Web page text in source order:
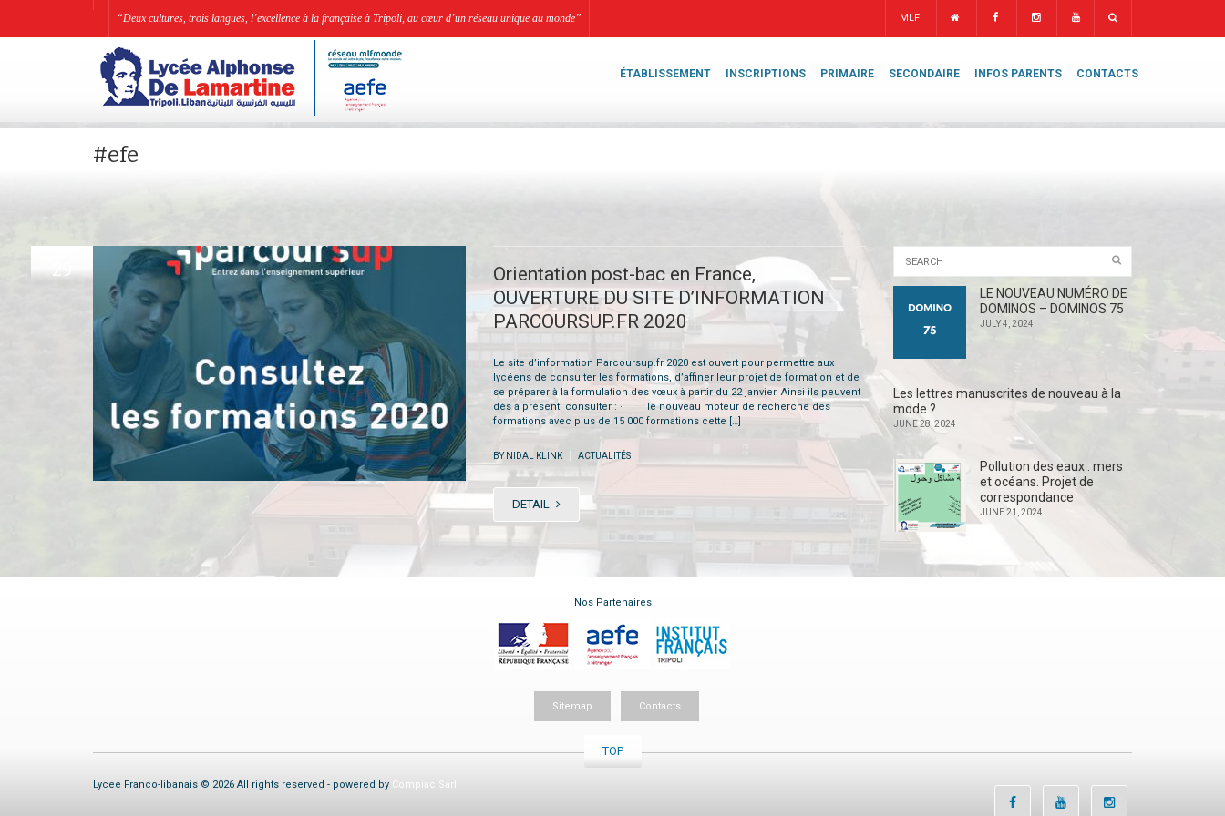
“Deux cultures, trois langues, l’excellence à la française à Tripoli, au cœur d’un réseau unique au monde” MLF
ÉTABLISSEMENT INSCRIPTIONS PRIMAIRE SECONDAIRE INFOS PARENTS CONTACTS
#efe
29
Orientation post-bac en France,
OUVERTURE DU SITE D’INFORMATION
PARCOURSUP.FR 2020
Le site d’information Parcoursup.fr 2020 est ouvert pour permettre aux
lycéens de consulter les formations, d’affiner leur projet de formation et de
se préparer à la formulation des vœux à partir du 22 janvier. Ainsi ils peuvent
dès à présent consulter : · le nouveau moteur de recherche des
formations avec plus de 15 000 formations cette […]
BY NIDAL KLINK ACTUALITÉS
DETAIL
LE NOUVEAU NUMÉRO DE
DOMINOS – DOMINOS 75
JULY 4, 2024
Les lettres manuscrites de nouveau à la
mode ?
JUNE 28, 2024
Pollution des eaux : mers
et océans. Projet de
correspondance
JUNE 21, 2024
Nos Partenaires
Sitemap Contacts
TOP
Lycee Franco-libanais © 2026 All rights reserved - powered by Compiac Sarl